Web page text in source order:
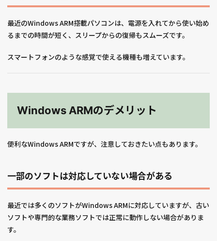
最近のWindows ARM搭載パソコンは、電源を入れてから使い始め
るまでの時間が短く、スリープからの復帰もスムーズです。
スマートフォンのような感覚で使える機種も増えています。
Windows ARMのデメリット
便利なWindows ARMですが、注意しておきたい点もあります。
一部のソフトは対応していない場合がある
最近では多くのソフトがWindows ARMに対応していますが、古い
ソフトや専門的な業務ソフトでは正常に動作しない場合がありま
す。